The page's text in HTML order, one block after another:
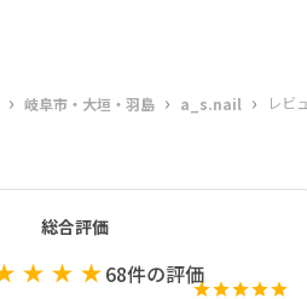
› 岐阜市・大垣・羽島 › a_s.nail › レビ
総合評価
68件の評価